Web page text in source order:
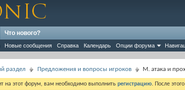
Новые сообщения Справка Календарь Опции форума
Что нового?
раздел Предложения и вопросы игроков М. атака и
на этот форум, вам необходимо выполнить регистрацию. После